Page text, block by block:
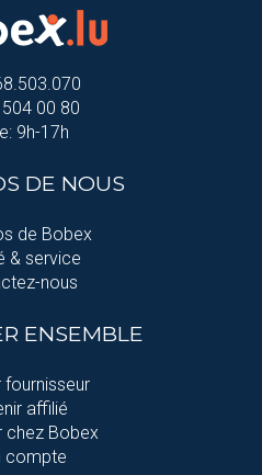
00 80
9h-17h
DE NOUS
de Bobex
& service
nous
ENSEMBLE
fournisseur
affilié
chez Bobex
compte